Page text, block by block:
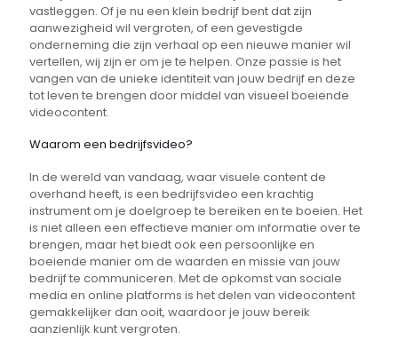
vastleggen. Of je nu een klein bedrijf bent dat zijn
aanwezigheid wil vergroten, of een gevestigde
onderneming die zijn verhaal op een nieuwe manier wil
vertellen, wij zijn er om je te helpen. Onze passie is het
vangen van de unieke identiteit van jouw bedrijf en deze
tot leven te brengen door middel van visueel boeiende
videocontent.
Waarom een bedrijfsvideo?
In de wereld van vandaag, waar visuele content de
overhand heeft, is een bedrijfsvideo een krachtig
instrument om je doelgroep te bereiken en te boeien. Het
is niet alleen een effectieve manier om informatie over te
brengen, maar het biedt ook een persoonlijke en
boeiende manier om de waarden en missie van jouw
bedrijf te communiceren. Met de opkomst van sociale
media en online platforms is het delen van videocontent
gemakkelijker dan ooit, waardoor je jouw bereik
aanzienlijk kunt vergroten.